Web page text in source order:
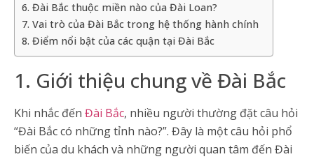
6. Đài Bắc thuộc miền nào của Đài Loan?
7. Vai trò của Đài Bắc trong hệ thống hành chính
8. Điểm nổi bật của các quận tại Đài Bắc
1. Giới thiệu chung về Đài Bắc
Khi nhắc đến Đài Bắc, nhiều người thường đặt câu hỏi
“Đài Bắc có những tỉnh nào?”. Đây là một câu hỏi phổ
biến của du khách và những người quan tâm đến Đài